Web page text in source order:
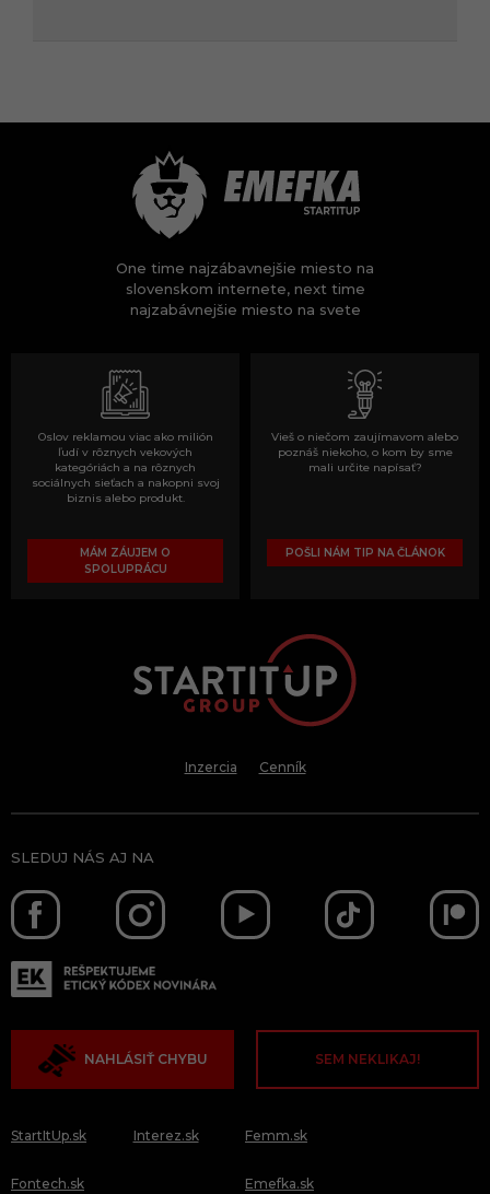
One time najzábavnejšie miesto na
slovenskom internete, next time
najzabávnejšie miesto na svete
Oslov reklamou viac ako milión
ľudí v rôznych vekových
kategóriách a na rôznych
sociálnych sieťach a nakopni svoj
biznis alebo produkt.
MÁM ZÁUJEM O
SPOLUPRÁCU
Vieš o niečom zaujímavom alebo
poznáš niekoho, o kom by sme
mali určite napísať?
POŠLI NÁM TIP NA ČLÁNOK
Inzercia Cenník
SLEDUJ NÁS AJ NA
NAHLÁSIŤ CHYBU SEM NEKLIKAJ!
StartItUp.sk
Fontech.sk
Interez.sk Femm.sk
Emefka.sk